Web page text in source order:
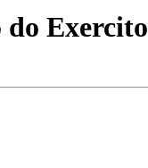
Exercito